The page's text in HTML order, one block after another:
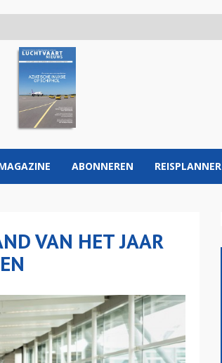
ABONNEREN REISPLANNER
VAN HET JAAR